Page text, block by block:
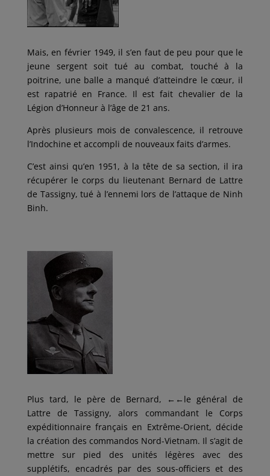
Mais, en février 1949, il s’en faut de peu pour que le
jeune sergent soit tué au combat, touché à la
poitrine, une balle a manqué d’atteindre le cœur, il
est rapatrié en France. Il est fait chevalier de la
Légion d’Honneur à l’âge de 21 ans.
Après plusieurs mois de convalescence, il retrouve
l’Indochine et accompli de nouveaux faits d’armes.
C’est ainsi qu’en 1951, à la tête de sa section, il ira
récupérer le corps du lieutenant Bernard de Lattre
de Tassigny, tué à l’ennemi lors de l’attaque de Ninh
Binh.
Plus tard, le père de Bernard, ←← le général de
Lattre de Tassigny, alors commandant le Corps
expéditionnaire français en Extrême-Orient, décide
la création des commandos Nord-Vietnam. Il s’agit de
mettre sur pied des unités légères avec des
supplétifs, encadrés par des sous-officiers et des